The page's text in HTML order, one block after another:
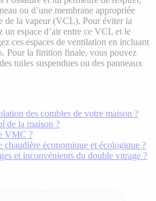
ou d’une membrane appropriée
de la vapeur (VCL). Pour éviter la
un espace d’air entre ce VCL et le
ces espaces de ventilation en incluant
Pour la finition finale, vous pouvez
tuiles suspendues ou des panneaux
des combles de votre maison ?
de la maison ?
VMC ?
chaudière économique et écologique ?
et inconvénients du double vitrage ?